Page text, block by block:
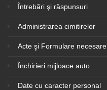
Întrebări şi răspunsuri
Administrarea cimitirelor
Acte şi Formulare necesare
Închirieri mijloace auto
Date cu caracter personal